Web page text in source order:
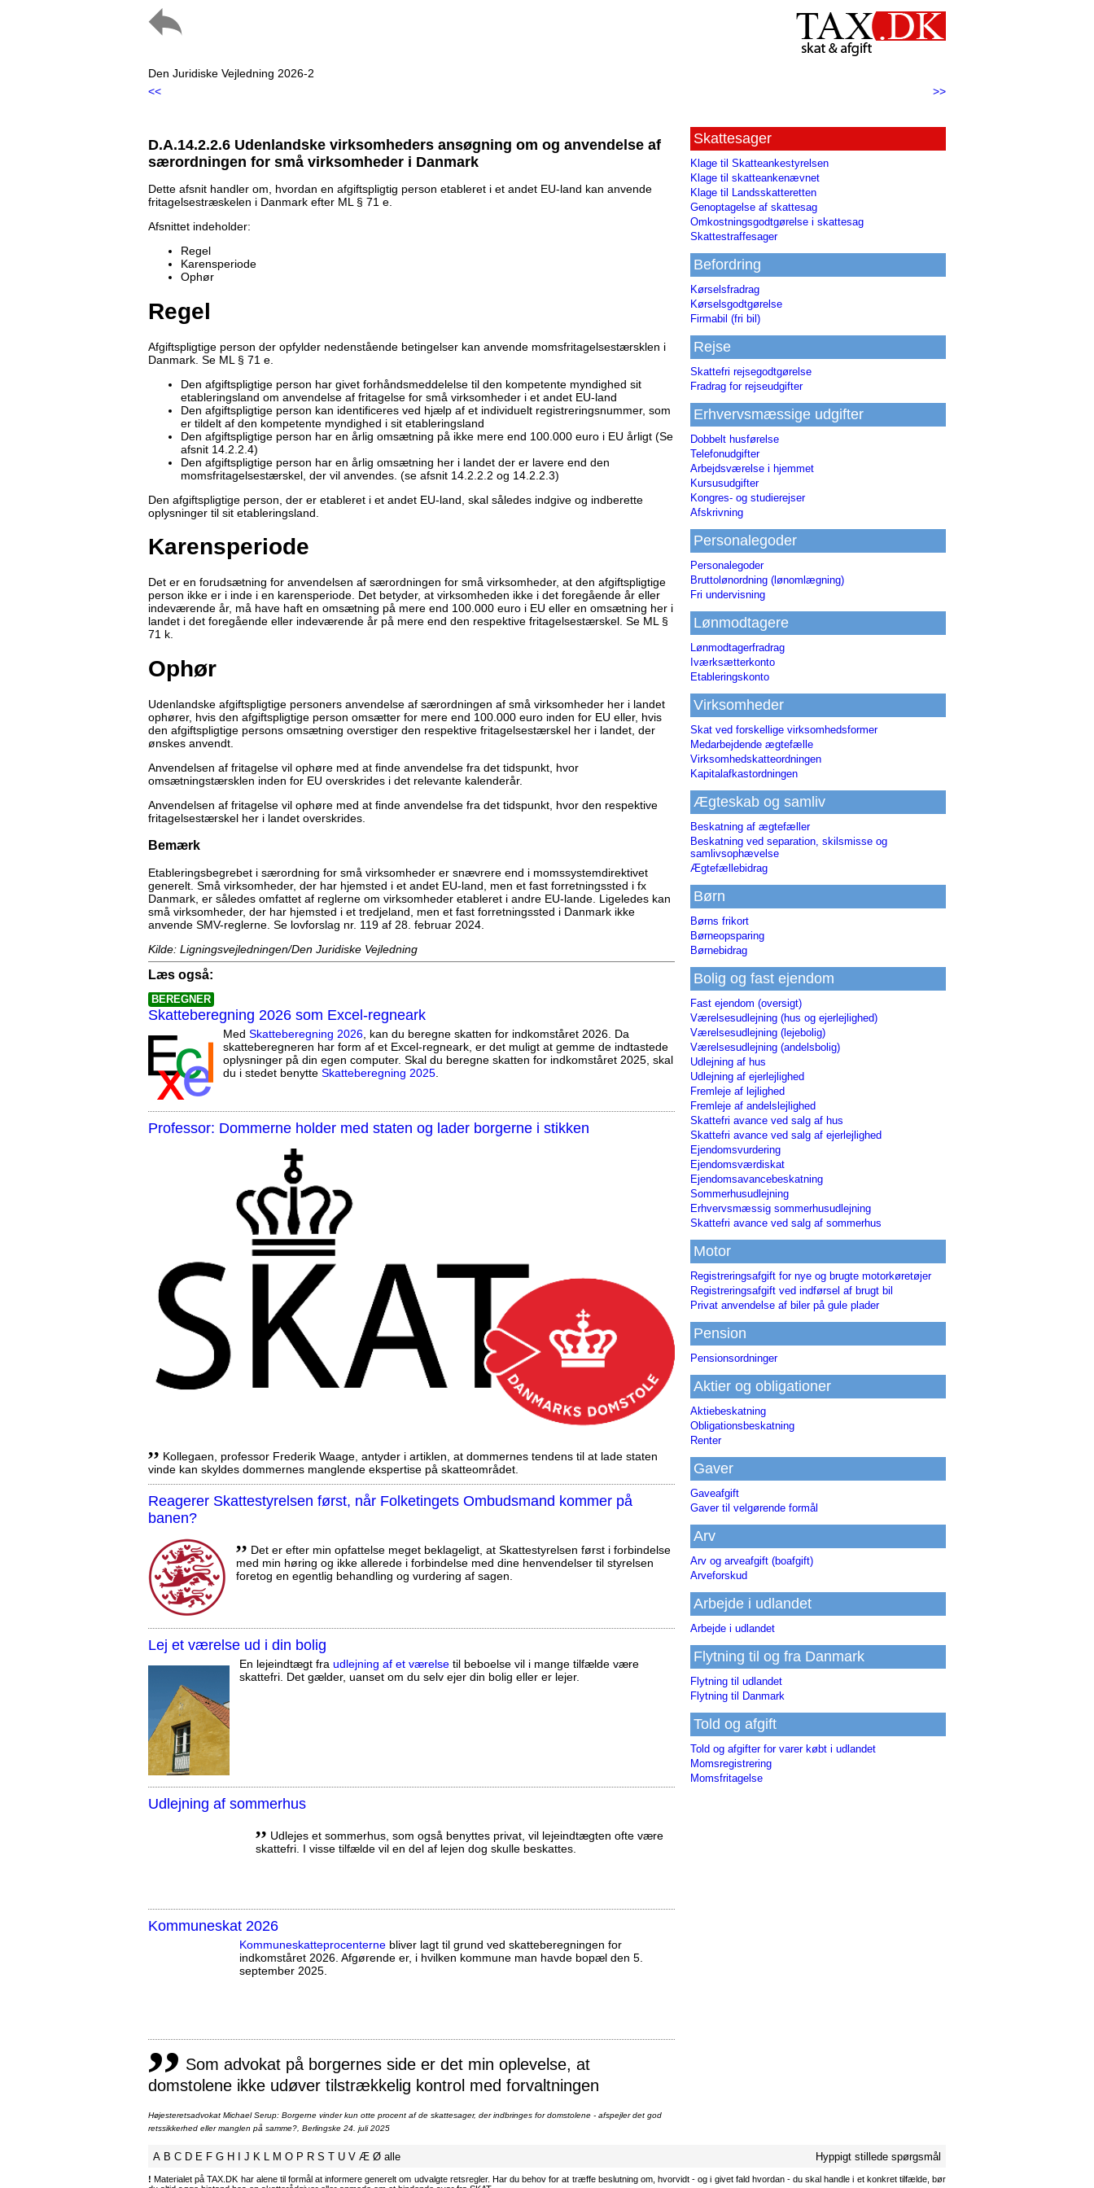
Den Juridiske Vejledning 2026-2
<<
>>
D.A.14.2.2.6 Udenlandske virksomheders ansøgning om og anvendelse af
særordningen for små virksomheder i Danmark
Dette afsnit handler om, hvordan en afgiftspligtig person etableret i et andet EU-land kan anvende
fritagelsestræskelen i Danmark efter ML § 71 e.
Afsnittet indeholder:
Regel
Karensperiode
Ophør
Regel
Afgiftspligtige person der opfylder nedenstående betingelser kan anvende momsfritagelsestærsklen i
Danmark. Se ML § 71 e.
Den afgiftspligtige person har givet forhåndsmeddelelse til den kompetente myndighed sit
etableringsland om anvendelse af fritagelse for små virksomheder i et andet EU-land
Den afgiftspligtige person kan identificeres ved hjælp af et individuelt registreringsnummer, som
er tildelt af den kompetente myndighed i sit etableringsland
Den afgiftspligtige person har en årlig omsætning på ikke mere end 100.000 euro i EU årligt (Se
afsnit 14.2.2.4)
Den afgiftspligtige person har en årlig omsætning her i landet der er lavere end den
momsfritagelsestærskel, der vil anvendes. (se afsnit 14.2.2.2 og 14.2.2.3)
Den afgiftspligtige person, der er etableret i et andet EU-land, skal således indgive og indberette
oplysninger til sit etableringsland.
Karensperiode
Det er en forudsætning for anvendelsen af særordningen for små virksomheder, at den afgiftspligtige
person ikke er i inde i en karensperiode. Det betyder, at virksomheden ikke i det foregående år eller
indeværende år, må have haft en omsætning på mere end 100.000 euro i EU eller en omsætning her i
landet i det foregående eller indeværende år på mere end den respektive fritagelsestærskel. Se ML §
71 k.
Ophør
Udenlandske afgiftspligtige personers anvendelse af særordningen af små virksomheder her i landet
ophører, hvis den afgiftspligtige person omsætter for mere end 100.000 euro inden for EU eller, hvis
den afgiftspligtige persons omsætning overstiger den respektive fritagelsestærskel her i landet, der
ønskes anvendt.
Anvendelsen af fritagelse vil ophøre med at finde anvendelse fra det tidspunkt, hvor
omsætningstærsklen inden for EU overskrides i det relevante kalenderår.
Anvendelsen af fritagelse vil ophøre med at finde anvendelse fra det tidspunkt, hvor den respektive
fritagelsestærskel her i landet overskrides.
Bemærk
Etableringsbegrebet i særordning for små virksomheder er snævrere end i momssystemdirektivet
generelt. Små virksomheder, der har hjemsted i et andet EU-land, men et fast forretningssted i fx
Danmark, er således omfattet af reglerne om virksomheder etableret i andre EU-lande. Ligeledes kan
små virksomheder, der har hjemsted i et tredjeland, men et fast forretningssted i Danmark ikke
anvende SMV-reglerne. Se lovforslag nr. 119 af 28. februar 2024.
Kilde: Ligningsvejledningen/Den Juridiske Vejledning
Læs også:
BEREGNER
Skatteberegning 2026 som Excel-regneark
Med Skatteberegning 2026, kan du beregne skatten for indkomståret 2026. Da
skatteberegneren har form af et Excel-regneark, er det muligt at gemme de indtastede
oplysninger på din egen computer. Skal du beregne skatten for indkomståret 2025, skal
du i stedet benytte Skatteberegning 2025.
Professor: Dommerne holder med staten og lader borgerne i stikken
,, Kollegaen, professor Frederik Waage, antyder i artiklen, at dommernes tendens til at lade staten
vinde kan skyldes dommernes manglende ekspertise på skatteområdet.
Reagerer Skattestyrelsen først, når Folketingets Ombudsmand kommer på
banen?
,, Det er efter min opfattelse meget beklageligt, at Skattestyrelsen først i forbindelse
med min høring og ikke allerede i forbindelse med dine henvendelser til styrelsen
foretog en egentlig behandling og vurdering af sagen.
Lej et værelse ud i din bolig
En lejeindtægt fra udlejning af et værelse til beboelse vil i mange tilfælde være
skattefri. Det gælder, uanset om du selv ejer din bolig eller er lejer.
Udlejning af sommerhus
,, Udlejes et sommerhus, som også benyttes privat, vil lejeindtægten ofte være
skattefri. I visse tilfælde vil en del af lejen dog skulle beskattes.
Kommuneskat 2026
Kommuneskatte­procenterne bliver lagt til grund ved skatteberegningen for
indkomståret 2026. Afgørende er, i hvilken kommune man havde bopæl den 5.
september 2025.
,, Som advokat på borgernes side er det min oplevelse, at
domstolene ikke udøver tilstrækkelig kontrol med forvaltningen
Højesteretsadvokat Michael Serup: Borgerne vinder kun otte procent af de skattesager, der indbringes for domstolene - afspejler det god
retssikkerhed eller manglen på samme?, Berlingske 24. juli 2025
Skattesager
Klage til Skatteankestyrelsen
Klage til skatteankenævnet
Klage til Landsskatteretten
Genoptagelse af skattesag
Omkostningsgodtgørelse i skattesag
Skattestraffesager
Befordring
Kørselsfradrag
Kørselsgodtgørelse
Firmabil (fri bil)
Rejse
Skattefri rejsegodtgørelse
Fradrag for rejseudgifter
Erhvervsmæssige udgifter
Dobbelt husførelse
Telefonudgifter
Arbejdsværelse i hjemmet
Kursusudgifter
Kongres- og studierejser
Afskrivning
Personalegoder
Personalegoder
Bruttolønordning (lønomlægning)
Fri undervisning
Lønmodtagere
Lønmodtagerfradrag
Iværksætterkonto
Etableringskonto
Virksomheder
Skat ved forskellige virksomhedsformer
Medarbejdende ægtefælle
Virksomhedskatteordningen
Kapitalafkastordningen
Ægteskab og samliv
Beskatning af ægtefæller
Beskatning ved separation, skilsmisse og
samlivsophævelse
Ægtefællebidrag
Børn
Børns frikort
Børneopsparing
Børnebidrag
Bolig og fast ejendom
Fast ejendom (oversigt)
Værelsesudlejning (hus og ejerlejlighed)
Værelsesudlejning (lejebolig)
Værelsesudlejning (andelsbolig)
Udlejning af hus
Udlejning af ejerlejlighed
Fremleje af lejlighed
Fremleje af andelslejlighed
Skattefri avance ved salg af hus
Skattefri avance ved salg af ejerlejlighed
Ejendomsvurdering
Ejendomsværdiskat
Ejendomsavancebeskatning
Sommerhusudlejning
Erhvervsmæssig sommerhusudlejning
Skattefri avance ved salg af sommerhus
Motor
Registreringsafgift for nye og brugte motorkøretøjer
Registreringsafgift ved indførsel af brugt bil
Privat anvendelse af biler på gule plader
Pension
Pensionsordninger
Aktier og obligationer
Aktiebeskatning
Obligationsbeskatning
Renter
Gaver
Gaveafgift
Gaver til velgørende formål
Arv
Arv og arveafgift (boafgift)
Arveforskud
Arbejde i udlandet
Arbejde i udlandet
Flytning til og fra Danmark
Flytning til udlandet
Flytning til Danmark
Told og afgift
Told og afgifter for varer købt i udlandet
Momsregistrering
Momsfritagelse
A B C D E F G H I J K L M O P R S T U V Æ Ø alle Hyppigt stillede spørgsmål
! Materialet på TAX.DK har alene til formål at informere generelt om udvalgte retsregler. Har du behov for at træffe beslutning om, hvorvidt - og i givet fald hvordan - du skal handle i et konkret tilfælde, bør